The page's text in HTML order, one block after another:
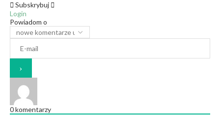
Subskrybuj
Login
Powiadom o
0komentarzy